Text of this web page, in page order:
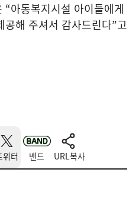
“아동복지시설 아이들에게
해 주셔서 감사드린다”고
위터 밴드 URL복사